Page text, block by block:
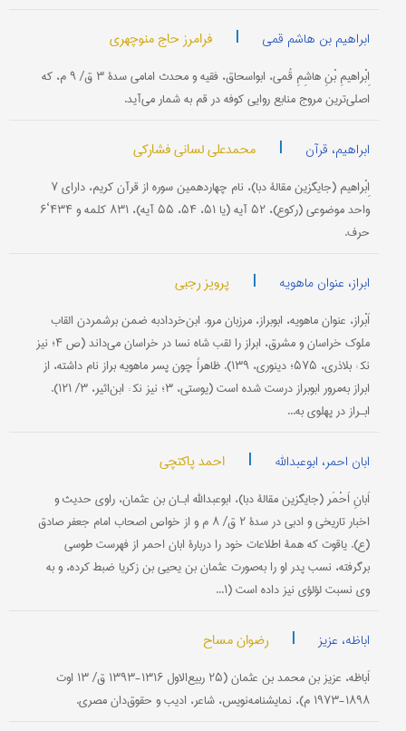
ابراهیم بن هاشم قمی | فرامرز حاج منوچهری
اِبْراهیمِ بْنِ هاشِمِ قُمی، ابواسحاق، فقیه و محدث امامی سدۀ ۳ ق/ ۹ م، که
اصلی‌ترین مروج منابع روایی کوفه در قم به شمار می‌آید.
ابراهیم، قرآن | محمدعلی لسانی فشارکی
اِبْراهیم (جایگزین مقالۀ دبا)، نام چهاردهمین سوره از قرآن کریم، دارای ۷
واحد موضوعی (رکوع)، ۵۲ آیه (یا ۵۱، ۵۴، ۵۵ آیه)، ۸۳۱ کلمه و ۴۳۴‘۶
حرف.
ابراز، عنوان ماهویه | پرویز رجبی
اَبْراز، عنوان ماهویه، ابوبراز، مرزبان مرو. ابن‌خردادبه ضمن برشمردن القاب
ملوک خراسان و مشرق، ابراز را لقب شاه نسا در خراسان می‌داند (ص ۴؛ نیز
نک‍ : بلاذری، ۵۷۵؛ دینوری، ۱۳۹). ظاهراً چون پسر ماهویه براز نام داشته، از
ابراز به‌مرور ابوبراز درست شده است (یوستی، ۳؛ نیز نک‍ : ابن‌اثیر، ۳/ ۱۲۱).
ابـراز در پهلوی به...
ابان احمر، ابوعبدالله | احمد پاکتچی
اَبانِ اَحْمَر (جایگزین مقالۀ دبا)، ابوعبدالله ابـان بن عثمان، راوی حدیث و
اخبار تاریخی و ادبی در سدۀ ۲‌ ق/ ۸‌ م و از خواص اصحاب امام جعفر صادق
(ع). یاقوت که همۀ اطلاعات خود را دربارۀ ابان احمر از فهرست‌ طوسی
برگرفته، نسب پدر او را به‌‌صورت عثمان بن یحیی بن زکریا ضبط‌ کرده، و به‌
وی نسبت لؤلؤی نیز داده است (۱...
اباظه، عزیز | رضوان مساح
اَباظه، عزیز بن محمد بن عثمان (۲۵ ربیع‌الاول ۱۳۱۶-۱۳۹۳ ق/ ۱۳ اوت
۱۸۹۸-۱۹۷۳ م)، نمایشنامه‌نویس، شاعر، ادیب و حقوق‌دان مصری.